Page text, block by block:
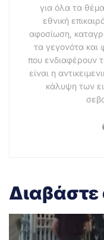
για όλα τα
εθνική
αφοσίωση,
τα γεγονότα και
που ενδιαφέρουν
είναι η
κάλυψη των